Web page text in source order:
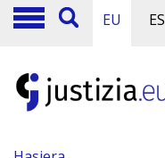
EU ES